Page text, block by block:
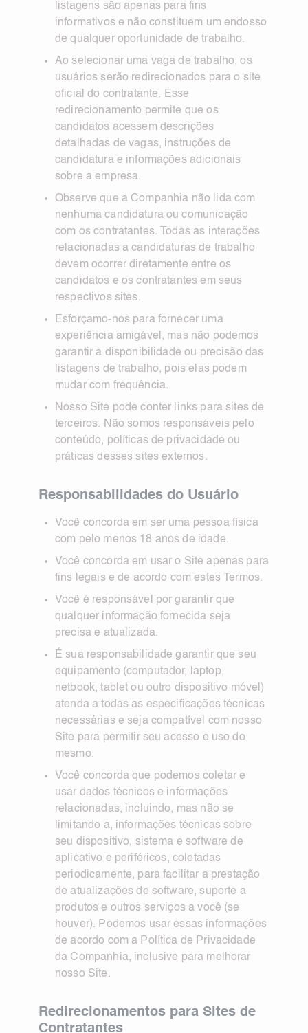
listagens são apenas para fins
informativos e não constituem um endosso
de qualquer oportunidade de trabalho.
Ao selecionar uma vaga de trabalho, os
usuários serão redirecionados para o site
oficial do contratante. Esse
redirecionamento permite que os
candidatos acessem descrições
detalhadas de vagas, instruções de
candidatura e informações adicionais
sobre a empresa.
Observe que a Companhia não lida com
nenhuma candidatura ou comunicação
com os contratantes. Todas as interações
relacionadas a candidaturas de trabalho
devem ocorrer diretamente entre os
candidatos e os contratantes em seus
respectivos sites.
Esforçamo-nos para fornecer uma
experiência amigável, mas não podemos
garantir a disponibilidade ou precisão das
listagens de trabalho, pois elas podem
mudar com frequência.
Nosso Site pode conter links para sites de
terceiros. Não somos responsáveis pelo
conteúdo, políticas de privacidade ou
práticas desses sites externos.
Responsabilidades do Usuário
Você concorda em ser uma pessoa física
com pelo menos 18 anos de idade.
Você concorda em usar o Site apenas para
fins legais e de acordo com estes Termos.
Você é responsável por garantir que
qualquer informação fornecida seja
precisa e atualizada.
É sua responsabilidade garantir que seu
equipamento (computador, laptop,
netbook, tablet ou outro dispositivo móvel)
atenda a todas as especificações técnicas
necessárias e seja compatível com nosso
Site para permitir seu acesso e uso do
mesmo.
Você concorda que podemos coletar e
usar dados técnicos e informações
relacionadas, incluindo, mas não se
limitando a, informações técnicas sobre
seu dispositivo, sistema e software de
aplicativo e periféricos, coletadas
periodicamente, para facilitar a prestação
de atualizações de software, suporte a
produtos e outros serviços a você (se
houver). Podemos usar essas informações
de acordo com a Política de Privacidade
da Companhia, inclusive para melhorar
nosso Site.
Redirecionamentos para Sites de
Contratantes